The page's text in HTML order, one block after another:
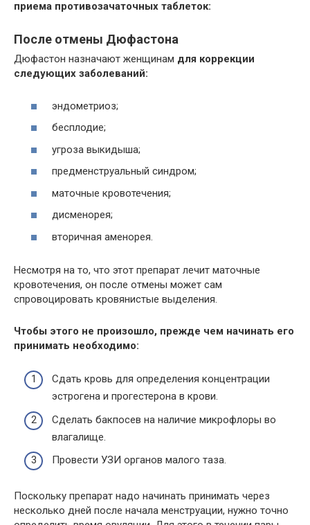
приема противозачаточных таблеток:
После отмены Дюфастона
Дюфастон назначают женщинам для коррекции
следующих заболеваний:
эндометриоз;
бесплодие;
угроза выкидыша;
предменструальный синдром;
маточные кровотечения;
дисменорея;
вторичная аменорея.
Несмотря на то, что этот препарат лечит маточные
кровотечения, он после отмены может сам
спровоцировать кровянистые выделения.
Чтобы этого не произошло, прежде чем начинать его
принимать необходимо:
Сдать кровь для определения концентрации
эстрогена и прогестерона в крови.
Сделать бакпосев на наличие микрофлоры во
влагалище.
Провести УЗИ органов малого таза.
Поскольку препарат надо начинать принимать через
несколько дней после начала менструации, нужно точно